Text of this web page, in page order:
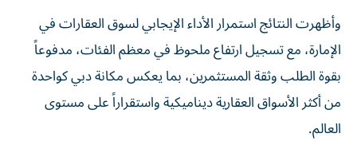
وأظهرت النتائج استمرار الأداء الإيجابي لسوق العقارات في
الإمارة، مع تسجيل ارتفاع ملحوظ في معظم الفئات، مدفوعاً
بقوة الطلب وثقة المستثمرين، بما يعكس مكانة دبي كواحدة
من أكثر الأسواق العقارية ديناميكية واستقراراً على مستوى
العالم.